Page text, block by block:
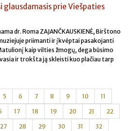
glausdamasis prie Viešpaties
dr. Roma ZAJANČKAUSKIENĖ, Birštono
priimanti ir įkvėptai pasakojanti
kaip vilties žmogų, dega būsimo
ir trokšta ją skleisti kuo plačiau tarp
5 6 7 8 9 10 11
17 18 19 20 21 22
27 28 29 30 31 32